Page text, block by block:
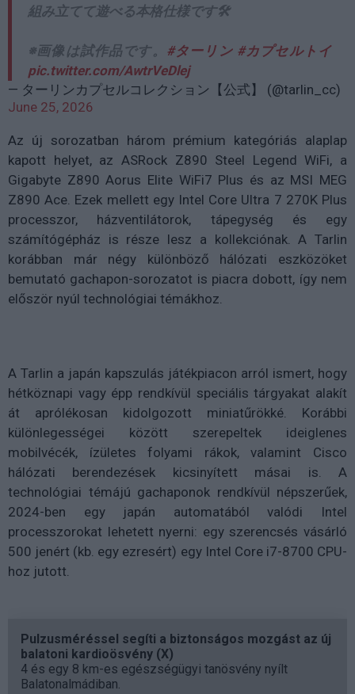
組み立てて遊べる本格仕様です🛠️
※画像は試作品です。 #ターリン #カプセルトイ
pic.twitter.com/AwtrVeDlej
— ターリンカプセルコレクション【公式】 (@tarlin_cc)
June 25, 2026
Az új sorozatban három prémium kategóriás alaplap
kapott helyet, az ASRock Z890 Steel Legend WiFi, a
Gigabyte Z890 Aorus Elite WiFi7 Plus és az MSI MEG
Z890 Ace. Ezek mellett egy Intel Core Ultra 7 270K Plus
processzor, házventilátorok, tápegység és egy
számítógépház is része lesz a kollekciónak. A Tarlin
korábban már négy különböző hálózati eszközöket
bemutató gachapon-sorozatot is piacra dobott, így nem
először nyúl technológiai témákhoz.
A Tarlin a japán kapszulás játékpiacon arról ismert, hogy
hétköznapi vagy épp rendkívül speciális tárgyakat alakít
át aprólékosan kidolgozott miniatűrökké. Korábbi
különlegességei között szerepeltek ideiglenes
mobilvécék, ízületes folyami rákok, valamint Cisco
hálózati berendezések kicsinyített másai is. A
technológiai témájú gachaponok rendkívül népszerűek,
2024-ben egy japán automatából valódi Intel
processzorokat lehetett nyerni: egy szerencsés vásárló
500 jenért (kb. egy ezresért) egy Intel Core i7-8700 CPU-
hoz jutott.
Pulzusméréssel segíti a biztonságos mozgást az új
balatoni kardioösvény (X)
4 és egy 8 km-es egészségügyi tanösvény nyílt
Balatonalmádiban.